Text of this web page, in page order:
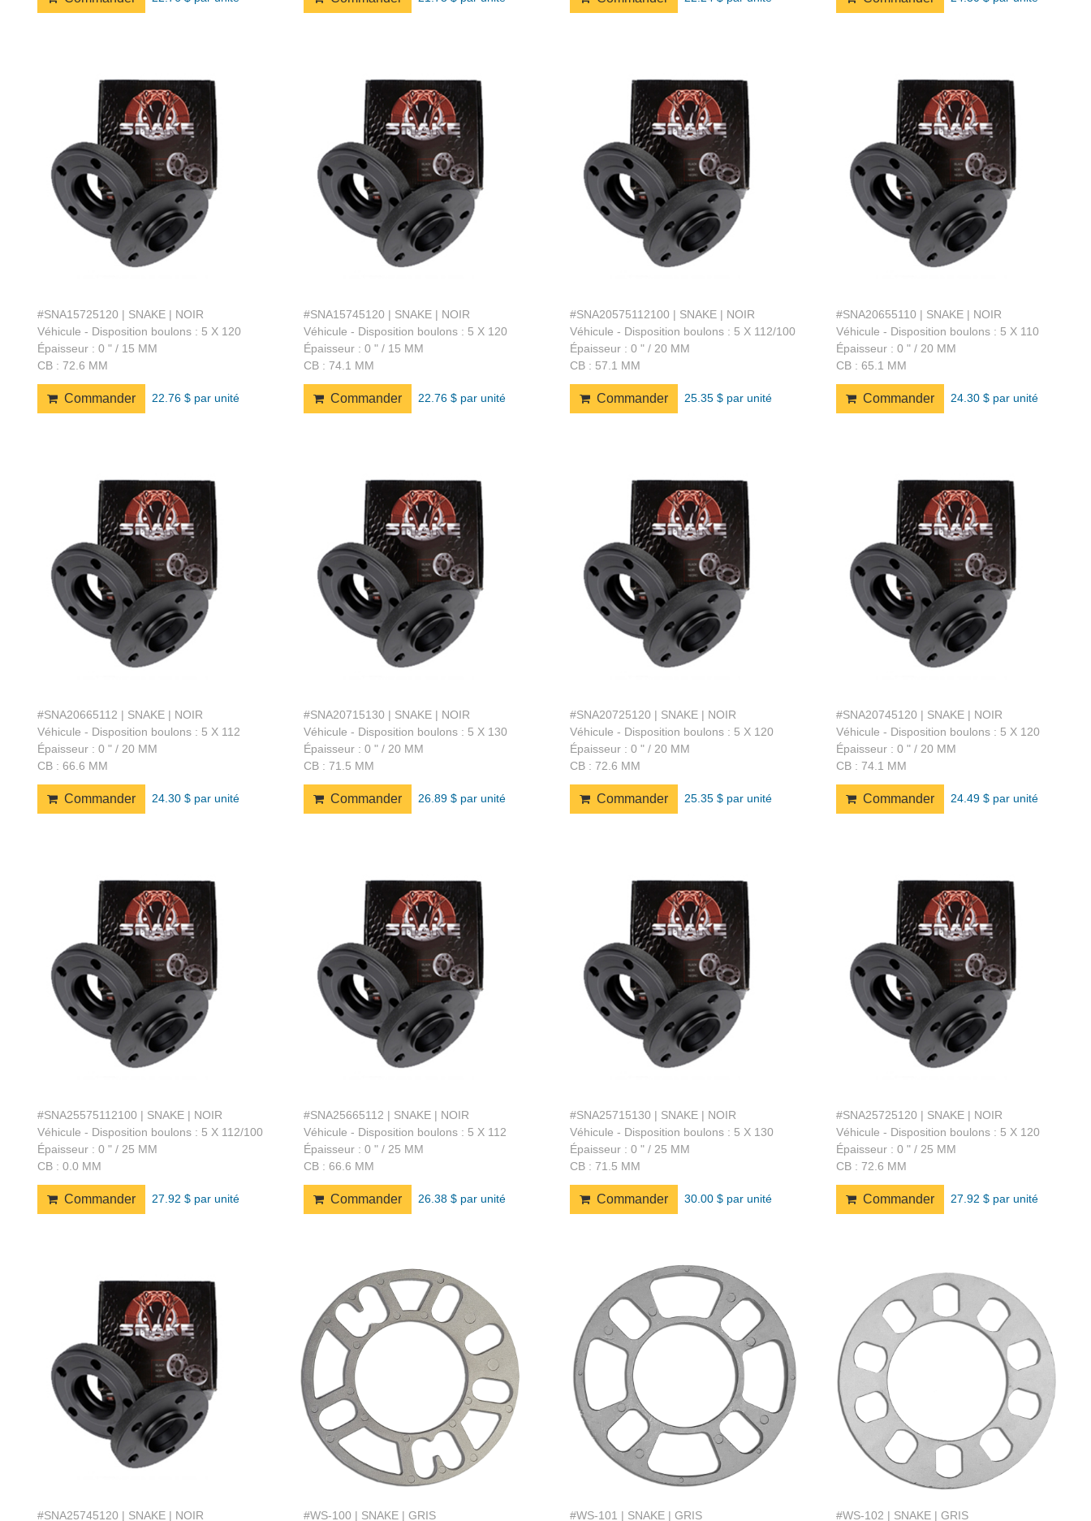
#SNA15725120 | SNAKE | NOIR
Véhicule - Disposition boulons : 5 X 120
Épaisseur : 0 " / 15 MM
CB : 72.6 MM
Commander 22.76 $ par unité
#SNA15745120 | SNAKE | NOIR
Véhicule - Disposition boulons : 5 X 120
Épaisseur : 0 " / 15 MM
CB : 74.1 MM
Commander 22.76 $ par unité
#SNA20575112100 | SNAKE | NOIR
Véhicule - Disposition boulons : 5 X 112/100
Épaisseur : 0 " / 20 MM
CB : 57.1 MM
Commander 25.35 $ par unité
#SNA20655110 | SNAKE | NOIR
Véhicule - Disposition boulons : 5 X 110
Épaisseur : 0 " / 20 MM
CB : 65.1 MM
Commander 24.30 $ par unité
#SNA20665112 | SNAKE | NOIR
Véhicule - Disposition boulons : 5 X 112
Épaisseur : 0 " / 20 MM
CB : 66.6 MM
Commander 24.30 $ par unité
#SNA20715130 | SNAKE | NOIR
Véhicule - Disposition boulons : 5 X 130
Épaisseur : 0 " / 20 MM
CB : 71.5 MM
Commander 26.89 $ par unité
#SNA20725120 | SNAKE | NOIR
Véhicule - Disposition boulons : 5 X 120
Épaisseur : 0 " / 20 MM
CB : 72.6 MM
Commander 25.35 $ par unité
#SNA20745120 | SNAKE | NOIR
Véhicule - Disposition boulons : 5 X 120
Épaisseur : 0 " / 20 MM
CB : 74.1 MM
Commander 24.49 $ par unité
#SNA25575112100 | SNAKE | NOIR
Véhicule - Disposition boulons : 5 X 112/100
Épaisseur : 0 " / 25 MM
CB : 0.0 MM
Commander 27.92 $ par unité
#SNA25665112 | SNAKE | NOIR
Véhicule - Disposition boulons : 5 X 112
Épaisseur : 0 " / 25 MM
CB : 66.6 MM
Commander 26.38 $ par unité
#SNA25715130 | SNAKE | NOIR
Véhicule - Disposition boulons : 5 X 130
Épaisseur : 0 " / 25 MM
CB : 71.5 MM
Commander 30.00 $ par unité
#SNA25725120 | SNAKE | NOIR
Véhicule - Disposition boulons : 5 X 120
Épaisseur : 0 " / 25 MM
CB : 72.6 MM
Commander 27.92 $ par unité
#SNA25745120 | SNAKE | NOIR #WS-100 | SNAKE | GRIS #WS-101 | SNAKE | GRIS #WS-102 | SNAKE | GRIS